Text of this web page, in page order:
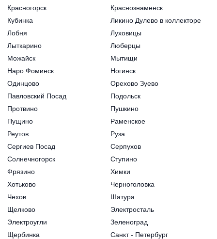
Красногорск
Краснознаменск
Кубинка
Ликино Дулево в коллекторе
Лобня
Луховицы
Лыткарино
Люберцы
Можайск
Мытищи
Наро Фоминск
Ногинск
Одинцово
Орехово Зуево
Павловский Посад
Подольск
Протвино
Пушкино
Пущино
Раменское
Реутов
Руза
Сергиев Посад
Серпухов
Солнечногорск
Ступино
Фрязино
Химки
Хотьково
Черноголовка
Чехов
Шатура
Щелково
Электросталь
Электроугли
Зеленоград
Щербинка
Санкт - Петербург